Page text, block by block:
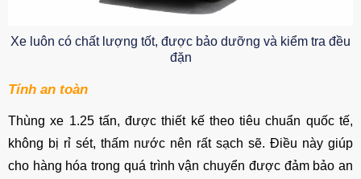
Xe luôn có chất lượng tốt, được bảo dưỡng và kiểm tra đều
đặn
Tính an toàn
Thùng xe 1.25 tấn, được thiết kế theo tiêu chuẩn quốc tế,
không bị rỉ sét, thấm nước nên rất sạch sẽ. Điều này giúp
cho hàng hóa trong quá trình vận chuyển được đảm bảo an